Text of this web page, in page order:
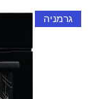
גרמניה